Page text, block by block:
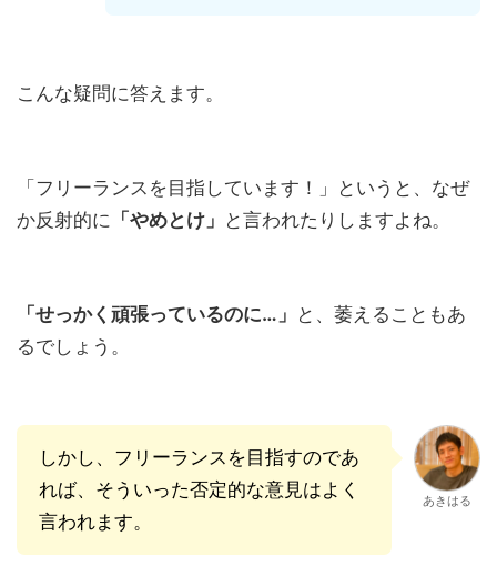
こんな疑問に答えます。
「フリーランスを目指しています！」というと、なぜ
か反射的に 「やめとけ」 と言われたりしますよね。
「せっかく頑張っているのに…」 と、萎えることもあ
るでしょう。
しかし、フリーランスを目指すのであ
れば、そういった否定的な意見はよく
言われます。
あきはる